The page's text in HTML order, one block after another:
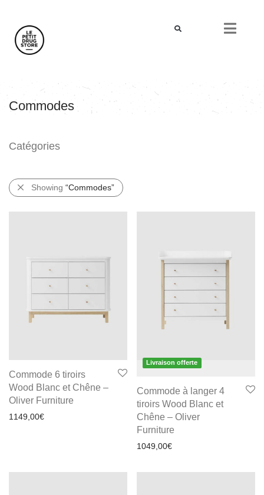
Commodes
Catégories
Showing “Commodes”
Commode 6 tiroirs
Wood Blanc et Chêne –
Oliver Furniture
1149,00€
Livraison offerte
Commode à langer 4
tiroirs Wood Blanc et
Chêne – Oliver
Furniture
1049,00€